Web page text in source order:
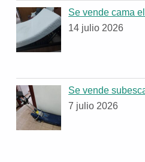
Se vende cama
14 julio 2026
Se vende
7 julio 2026